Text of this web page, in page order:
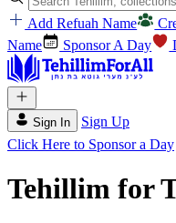
Add Refuah Name
Name
Sponsor A Day
Sign In
Sign Up
Click Here to Sponsor a Day
Tehillim for